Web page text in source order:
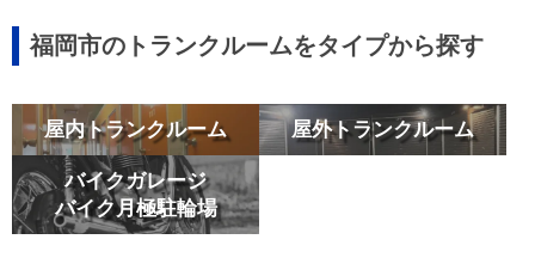
福岡市のトランクルームをタイプから探す
屋内トランクルーム 屋外トランクルーム
バイクガレージ
バイク月極駐輪場